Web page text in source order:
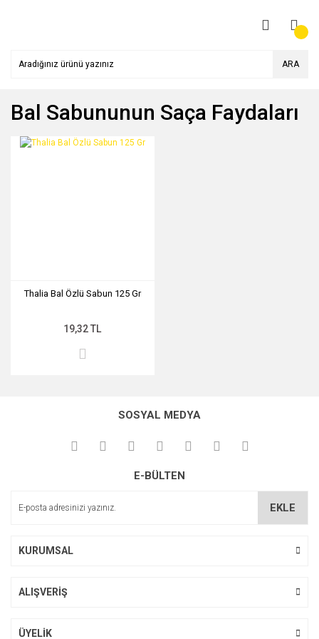
ARA
Bal Sabununun Saça Faydaları
Thalia Bal Özlü Sabun 125 Gr
19,32 TL
SOSYAL MEDYA
E-BÜLTEN
EKLE
KURUMSAL
ALIŞVERİŞ
ÜYELİK